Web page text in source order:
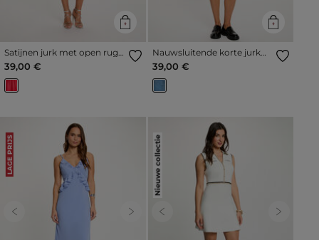
Satijnen jurk met open rug
koraalrood vrouw
39,00 €
Nauwsluitende korte jurk
stone washed denim vrouw
39,00 €
LAGE PRIJS
Previous Next
Nieuwe collectie
Previous Next